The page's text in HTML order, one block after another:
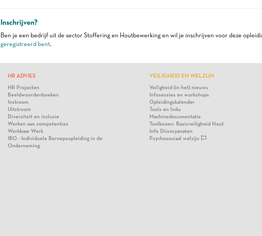
Inschrijven?
Ben je een bedrijf uit de sector Stoffering en Houtbewerking en wil je inschrijven voor deze
geregistreerd bent.
HR ADVIES
HR Projecten
Beeldwoordenboeken
Instroom
Uitstroom
Diversiteit en inclusie
Werken aan competenties
Werkbaar Werk
IBO - Individuele Beroepsopleiding in de
Onderneming
VEILIGHEID EN WELZIJN
Veiligheid (in het) nieuws
Infosessies en workshops
Opleidingskalender
Tools en links
Machinedocumentatie
Toolboxen: Basisveiligheid Hout
Info Diisocyanaten
Psychosociaal welzijn